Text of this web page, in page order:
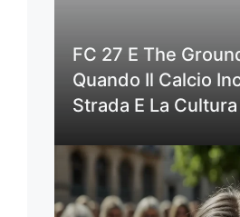
FC 27 E The
Quando Il Calcio
Strada E La